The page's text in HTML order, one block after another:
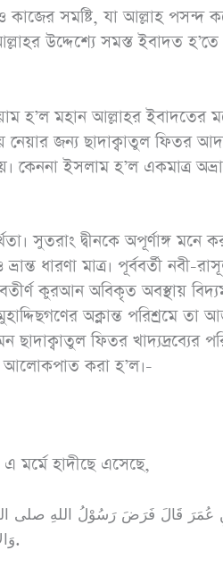
সমষ্টি, যা আল্লাহ পসন্দ
উদ্দেশ্যে সমস্ত ইবাদত হ’তে
হ’ল মহান আল্লাহর ইবাদতের
জন্য ছাদাক্বাতুল ফিতর
কেননা ইসলাম হ’ল একমাত্র
সুতরাং দ্বীনকে অপূর্ণাঙ্গ মনে
ধারণা মাত্র। পূর্ববর্তী নবী-
কুরআন অবিকৃত অবস্থায়
অক্লান্ত পরিশ্রমে তা
ফিতর খাদ্যদ্রব্যের
আলোকপাত করা হ’ল।-
হাদীছে এসেছে,
عُمَرَ قَالَ فَرَضَ رَسُوْلُ اللهِ صلى
وَالأُنْثَى وَالصَّغِيْرِ وَالْكَبِيْرِ مِنَ الْمُسْلِمِيْنَ وَأَمَرَ بِهَا أَنْ تُؤَدَّى قَبْلَ خُرُوْجِ النَّاسِ إِلَى الصَّلاَةِ.
আনাস (রাযি.) থেকে
বর্ণিত, নবী সাল্লাল্লাহু
তোমরা (দ্বীনের
ব্যাপারে) সহজ পন্থা
কর, কঠিন পন্থা
বিরক্তি সৃষ্টি করো না।
(৬১২৫; মুসলিম ৩২/৩
হাঃ ১৭৩৪, আহমাদ
১৩১৭৪)